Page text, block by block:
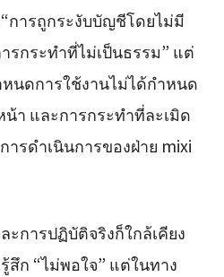
การถูกระงับบัญชีโดยไม่มี
รกระทำที่ไม่เป็นธรรม” แต่
นดการใช้งานไม่ได้กำหนด
า และการกระทำที่ละเมิด
รดำเนินการของฝ่าย mixi
การปฏิบัติจริงก็ใกล้เคียง
สึก “ไม่พอใจ” แต่ในทาง